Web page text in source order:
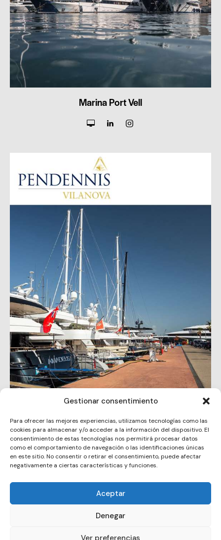
Gestionar consentimiento
Para ofrecer las mejores experiencias, utilizamos tecnologías como las
cookies para almacenar y/o acceder a la información del dispositivo. El
consentimiento de estas tecnologías nos permitirá procesar datos
como el comportamiento de navegación o las identificaciones únicas
en este sitio. No consentir o retirar el consentimiento, puede afectar
negativamente a ciertas características y funciones.
Aceptar
Denegar
Ver preferencias
Marina Port Vell
Copyright © 2026. All rights reserved.